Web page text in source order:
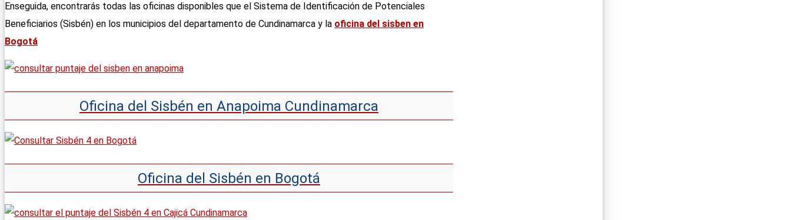
Enseguida, encontrarás todas las oficinas disponibles que el Sistema de Identificación de Potenciales
Beneficiarios (Sisbén) en los municipios del departamento de Cundinamarca y la oficina del sisben en
Bogotá
Oficina del Sisbén en Anapoima Cundinamarca
Oficina del Sisbén en Bogotá